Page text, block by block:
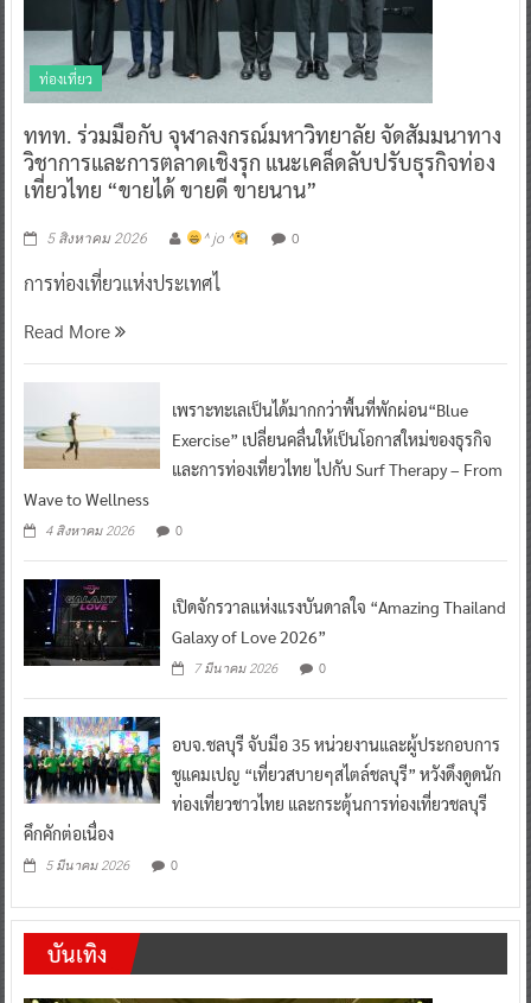
ท่องเที่ยว
ททท. ร่วมมือกับ จุฬาลงกรณ์มหาวิทยาลัย จัดสัมมนาทาง
วิชาการและการตลาดเชิงรุก แนะเคล็ดลับปรับธุรกิจท่อง
เที่ยวไทย “ขายได้ ขายดี ขายนาน”
5 สิงหาคม 2026 ^ jo ^ 0
การท่องเที่ยวแห่งประเทศไ
Read More
เพราะทะเลเป็นได้มากกว่าพื้นที่พักผ่อน“Blue
Exercise” เปลี่ยนคลื่นให้เป็นโอกาสใหม่ของธุรกิจ
และการท่องเที่ยวไทย ไปกับ Surf Therapy – From
Wave to Wellness
4 สิงหาคม 2026 0
เปิดจักรวาลแห่งแรงบันดาลใจ “Amazing Thailand
Galaxy of Love 2026”
7 มีนาคม 2026 0
อบจ.ชลบุรี จับมือ 35 หน่วยงานและผู้ประกอบการ
ชูแคมเปญ “เที่ยวสบายๆสไตล์ชลบุรี” หวังดึงดูดนัก
ท่องเที่ยวชาวไทย และกระตุ้นการท่องเที่ยวชลบุรี
คึกคักต่อเนื่อง
5 มีนาคม 2026 0
บันเทิง